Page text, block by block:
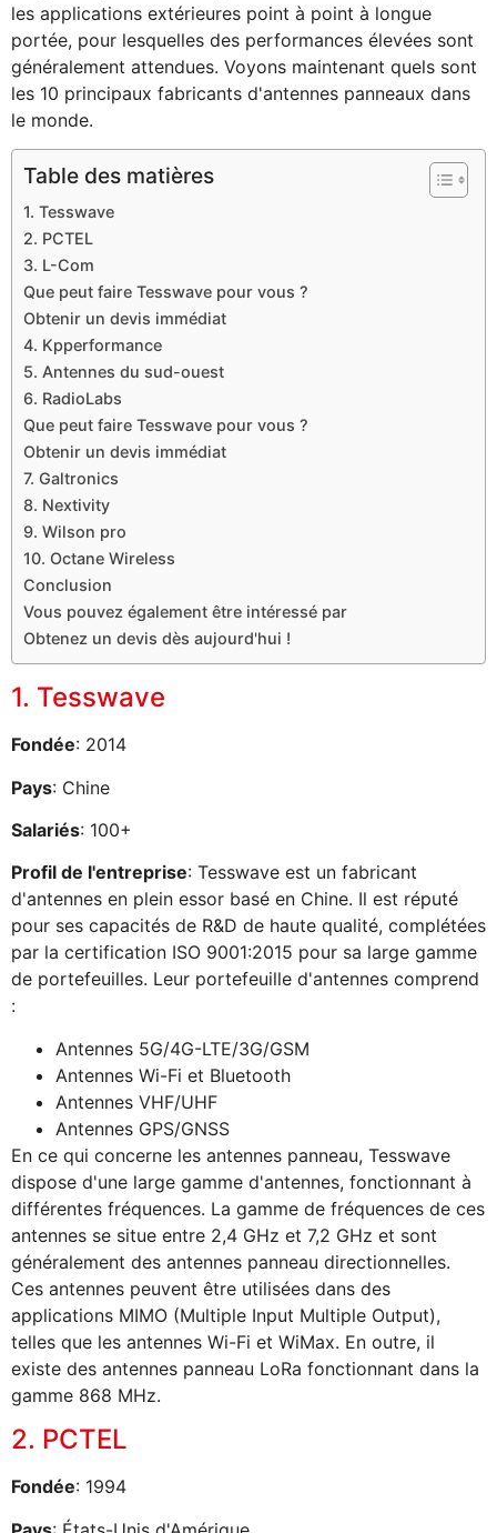
les applications extérieures point à point à longue
portée, pour lesquelles des performances élevées sont
généralement attendues. Voyons maintenant quels sont
les 10 principaux fabricants d'antennes panneaux dans
le monde.
Table des matières
1. Tesswave
2. PCTEL
3. L-Com
Que peut faire Tesswave pour vous ?
Obtenir un devis immédiat
4. Kpperformance
5. Antennes du sud-ouest
6. RadioLabs
Que peut faire Tesswave pour vous ?
Obtenir un devis immédiat
7. Galtronics
8. Nextivity
9. Wilson pro
10. Octane Wireless
Conclusion
Vous pouvez également être intéressé par
Obtenez un devis dès aujourd'hui !
1. Tesswave
Fondée: 2014
Pays: Chine
Salariés: 100+
Profil de l'entreprise: Tesswave est un fabricant
d'antennes en plein essor basé en Chine. Il est réputé
pour ses capacités de R&D de haute qualité, complétées
par la certification ISO 9001:2015 pour sa large gamme
de portefeuilles. Leur portefeuille d'antennes comprend
:
Antennes 5G/4G-LTE/3G/GSM
Antennes Wi-Fi et Bluetooth
Antennes VHF/UHF
Antennes GPS/GNSS
En ce qui concerne les antennes panneau, Tesswave
dispose d'une large gamme d'antennes, fonctionnant à
différentes fréquences. La gamme de fréquences de ces
antennes se situe entre 2,4 GHz et 7,2 GHz et sont
généralement des antennes panneau directionnelles.
Ces antennes peuvent être utilisées dans des
applications MIMO (Multiple Input Multiple Output),
telles que les antennes Wi-Fi et WiMax. En outre, il
existe des antennes panneau LoRa fonctionnant dans la
gamme 868 MHz.
2. PCTEL
Fondée: 1994